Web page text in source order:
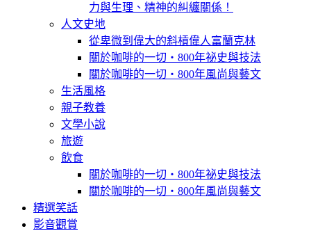
力與生理、精神的糾纏關係！
人文史地
從卑微到偉大的斜槓偉人富蘭克林
關於咖啡的一切‧800年祕史與技法
關於咖啡的一切‧800年風尚與藝文
生活風格
親子教養
文學小說
旅遊
飲食
關於咖啡的一切‧800年祕史與技法
關於咖啡的一切‧800年風尚與藝文
精選笑話
影音觀賞